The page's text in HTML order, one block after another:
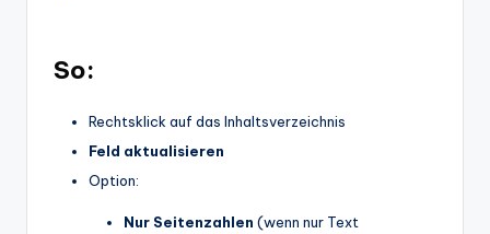
So:
Rechtsklick auf das Inhaltsverzeichnis
Feld aktualisieren
Option:
Nur Seitenzahlen (wenn nur Text